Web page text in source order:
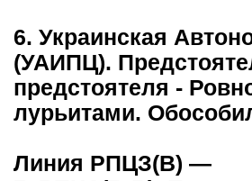
6. Украинская
(УАИПЦ).
предстоятеля -
лурьитами.
Линия РПЦЗ(В) —